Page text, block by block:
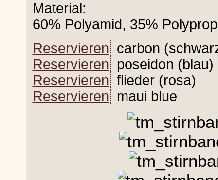
Material:
60% Polyamid, 35%
Reservieren carbon
Reservieren poseidon (blau)
Reservieren flieder (rosa)
Reservieren maui blue